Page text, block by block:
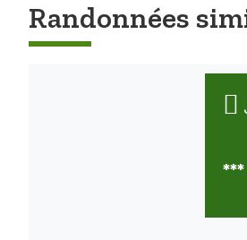
Randonnées